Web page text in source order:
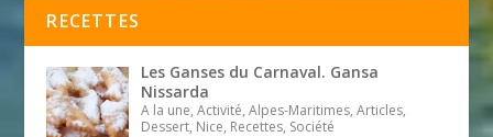
RECETTES
Les Ganses du Carnaval. Gansa
Nissarda
A la une, Activité, Alpes-Maritimes, Articles,
Dessert, Nice, Recettes, Société